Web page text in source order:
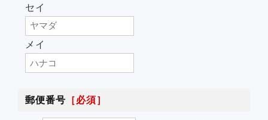
セイ
メイ
郵便番号 ［必須］